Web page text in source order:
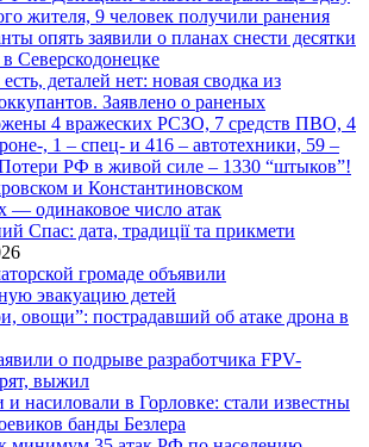
жителя, 9 человек получили ранения
опять заявили о планах снести десятки
Северскодонецке
деталей нет: новая сводка из
Заявлено о раненых
4 вражеских РСЗО, 7 средств ПВО, 4
, 1 – спец- и 416 – автотехники, 59 –
РФ в живой силе – 1330 “штыков”!
и Константиновском
— одинаковое число атак
Спас: дата, традиції та прикмети
громаде объявили
эвакуацию детей
овощи”: пострадавший об атаке дрона в
о подрыве разработчика FPV-
выжил
насиловали в Горловке: стали известны
банды Безлера